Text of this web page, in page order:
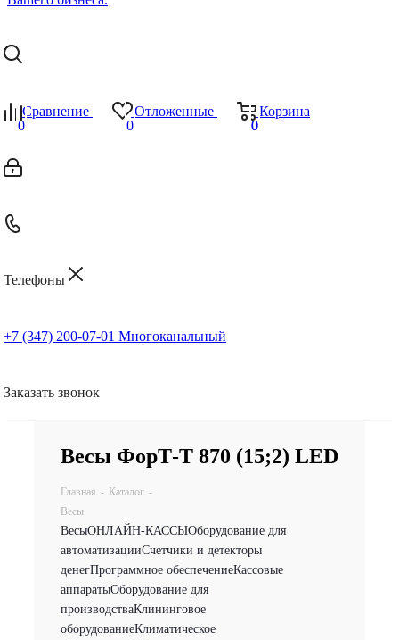
Сравнение
0
Отложенные
0
Корзина
0
0
Телефоны
+7 (347) 200-07-01 Многоканальный
Заказать звонок
Весы ФорТ-Т 870 (15;2) LED
Главная - Каталог -
Весы
ВесыОНЛАЙН-КАССЫОборудование для
автоматизацииСчетчики и детекторы
денегПрограммное обеспечениеКассовые
аппаратыОборудование для
производстваКлининговое
оборудованиеКлиматическое